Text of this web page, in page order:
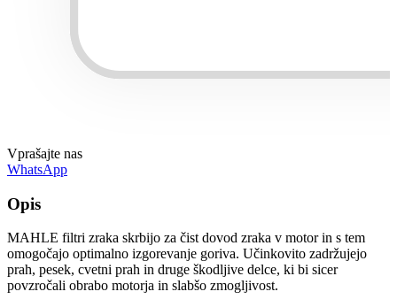
Vprašajte nas
WhatsApp
Opis
MAHLE filtri zraka skrbijo za čist dovod zraka v motor in s tem
omogočajo optimalno izgorevanje goriva. Učinkovito zadržujejo
prah, pesek, cvetni prah in druge škodljive delce, ki bi sicer
povzročali obrabo motorja in slabšo zmogljivost.